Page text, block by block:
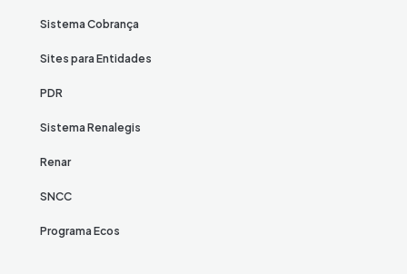
Sistema Cobrança
Sites para Entidades
PDR
Sistema Renalegis
Renar
SNCC
Programa Ecos